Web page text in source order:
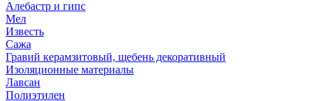
Алебастр и гипс
Мел
Известь
Сажа
Гравий керамзитовый, щебень декоративный
Изоляционные материалы
Лавсан
Полиэтилен